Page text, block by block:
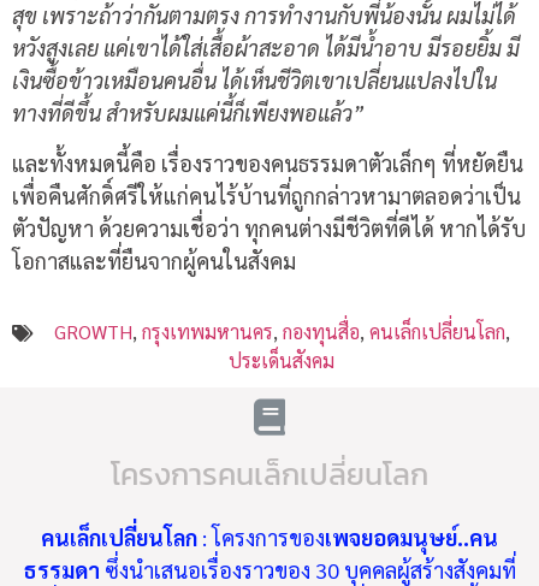
สุข เพราะถ้าว่ากันตามตรง การทำงานกับพี่น้องนั้น ผมไม่ได้
หวังสูงเลย แค่เขาได้ใส่เสื้อผ้าสะอาด ได้มีน้ำอาบ มีรอยยิ้ม มี
เงินซื้อข้าวเหมือนคนอื่น ได้เห็นชีวิตเขาเปลี่ยนแปลงไปใน
ทางที่ดีขึ้น สำหรับผมแค่นี้ก็เพียงพอแล้ว”
และทั้งหมดนี้คือ เรื่องราวของคนธรรมดาตัวเล็กๆ ที่หยัดยืน
เพื่อคืนศักดิ์ศรีให้แก่คนไร้บ้านที่ถูกกล่าวหามาตลอดว่าเป็น
ตัวปัญหา ด้วยความเชื่อว่า ทุกคนต่างมีชีวิตที่ดีได้ หากได้รับ
โอกาสและที่ยืนจากผู้คนในสังคม
GROWTH, กรุงเทพมหานคร, กองทุนสื่อ, คนเล็กเปลี่ยนโลก,
ประเด็นสังคม
โครงการคนเล็กเปลี่ยนโลก
คนเล็กเปลี่ยนโลก : โครงการของเพจยอดมนุษย์..คน
ธรรมดา ซึ่งนำเสนอเรื่องราวของ 30 บุคคลผู้สร้างสังคมที่